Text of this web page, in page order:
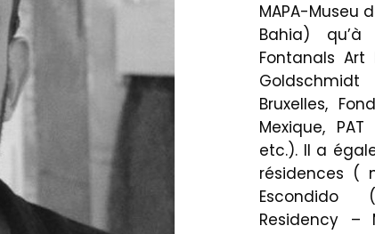
MAPA-Museu
Bahia)
Fontanals
Goldschmidt
Bruxelles,
Mexique,
etc.). Il a
résidences (
Escondido
Residency –